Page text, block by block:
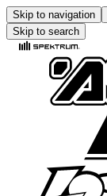
Skip to navigation
Skip to search